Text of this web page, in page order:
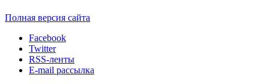
Полная версия сайта
Facebook
Twitter
RSS-ленты
E-mail рассылка